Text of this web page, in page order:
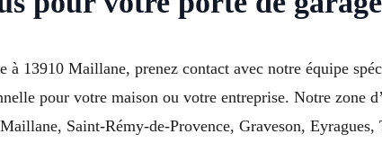
à 13910 Maillane, prenez contact avec notre équipe
pour votre maison ou votre entreprise. Notre zone
Saint-Rémy-de-Provence, Graveson,